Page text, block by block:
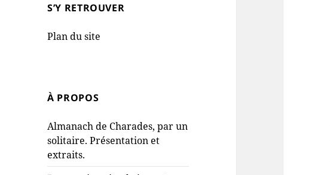
S’Y RETROUVER
Plan du site
À PROPOS
Almanach de Charades, par un
solitaire. Présentation et
extraits.